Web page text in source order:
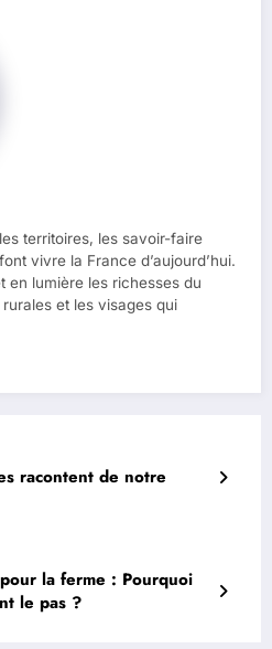
territoires, les savoir-faire
vivre la France d’aujourd’hui.
en lumière les richesses du
et les visages qui
racontent de notre
la ferme : Pourquoi
le pas ?